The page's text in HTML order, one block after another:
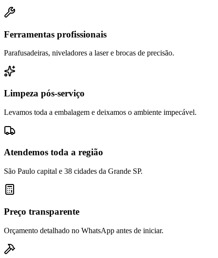
Ferramentas profissionais
Parafusadeiras, niveladores a laser e brocas de precisão.
Limpeza pós-serviço
Levamos toda a embalagem e deixamos o ambiente impecável.
Atendemos toda a região
São Paulo capital e 38 cidades da Grande SP.
Preço transparente
Orçamento detalhado no WhatsApp antes de iniciar.